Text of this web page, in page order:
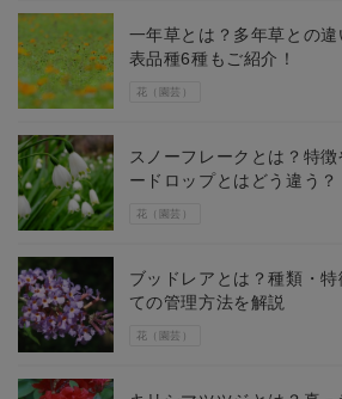
花（園芸）
一年草とは？多年草との
表品種6種もご紹介！
花（園芸）
スノーフレークとは？特
ードロップとはどう違う？
花（園芸）
ブッドレアとは？種類・
ての管理方法を解説